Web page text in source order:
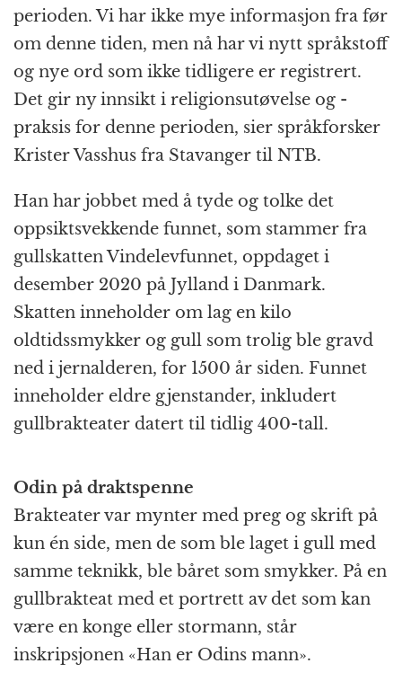
perioden. Vi har ikke mye informasjon fra før
om denne tiden, men nå har vi nytt språkstoff
og nye ord som ikke tidligere er registrert.
Det gir ny innsikt i religionsutøvelse og -
praksis for denne perioden, sier språkforsker
Krister Vasshus fra Stavanger til NTB.
Han har jobbet med å tyde og tolke det
oppsiktsvekkende funnet, som stammer fra
gullskatten Vindelevfunnet, oppdaget i
desember 2020 på Jylland i Danmark.
Skatten inneholder om lag en kilo
oldtidssmykker og gull som trolig ble gravd
ned i jernalderen, for 1500 år siden. Funnet
inneholder eldre gjenstander, inkludert
gullbrakteater datert til tidlig 400-tall.
Odin på draktspenne
Brakteater var mynter med preg og skrift på
kun én side, men de som ble laget i gull med
samme teknikk, ble båret som smykker. På en
gullbrakteat med et portrett av det som kan
være en konge eller stormann, står
inskripsjonen «Han er Odins mann».